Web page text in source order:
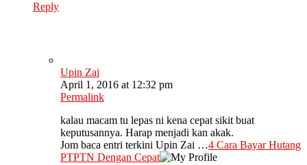
Reply
Upin Zai
April 1, 2016 at 12:32 pm
Permalink
kalau macam tu lepas ni kena cepat sikit buat
keputusannya. Harap menjadi kan akak.
Jom baca entri terkini Upin Zai …4 Cara Bayar Hutang
PTPTN Dengan Cepat